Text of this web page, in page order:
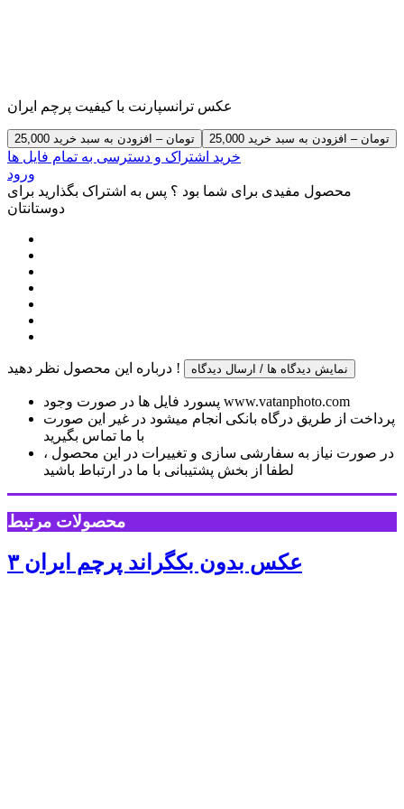
عکس ترانسپارنت با کیفیت پرچم ایران
25,000 تومان – افزودن به سبد خرید
خرید اشتراک و دسترسی به تمام فایل ها
ورود
محصول مفیدی برای شما بود ؟ پس به اشتراک بگذارید برای
دوستانتان
درباره این محصول نظر دهید ! نمایش دیدگاه ها / ارسال دیدگاه
پسورد فایل ها در صورت وجود www.vatanphoto.com
پرداخت از طریق درگاه بانکی انجام میشود در غیر این صورت
با ما تماس بگیرید
در صورت نیاز به سفارشی سازی و تغییرات در این محصول ،
لطفا از بخش پشتیبانی با ما در ارتباط باشید
محصولات مرتبط
عکس بدون بکگراند پرچم ایران ۳